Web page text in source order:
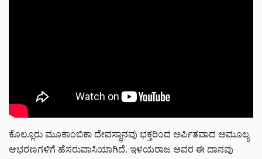
ಕೊಲ್ಲೂರು ಮೂಕಾಂಬಿಕಾ ದೇವಸ್ಥಾನವು ಭಕ್ತರಿಂದ ಅರ್ಪಿತವಾದ ಅಮೂಲ್ಯ
ಆಭರಣಗಳಿಗೆ ಹೆಸರುವಾಸಿಯಾಗಿದೆ. ಇಳಯರಾಜ ಅವರ ಈ ದಾನವು